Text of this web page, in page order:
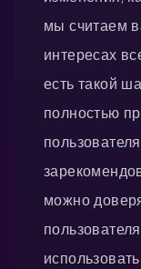
мы считаем
интересах
есть такой
полностью
можно